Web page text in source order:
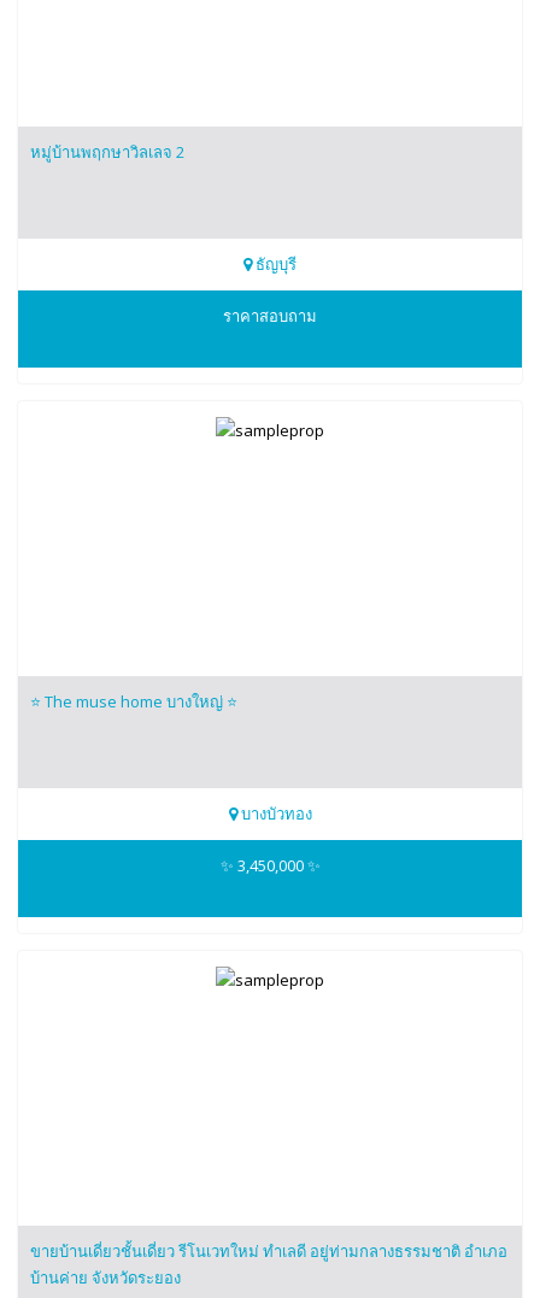
0945651663
หมู่บ้านพฤกษาวิลเลจ 2
ธัญบุรี
ราคาสอบถาม
099-4593653
⭐️ The muse home บางใหญ่ ⭐️
บางบัวทอง
✨ 3,450,000 ✨
ขายบ้านเดี่ยวชั้นเดี่ยว รีโนเวทใหม่ ทำเลดี อยู่ท่ามกลางธรรมชาติ อำเภอ
บ้านค่าย จังหวัดระยอง